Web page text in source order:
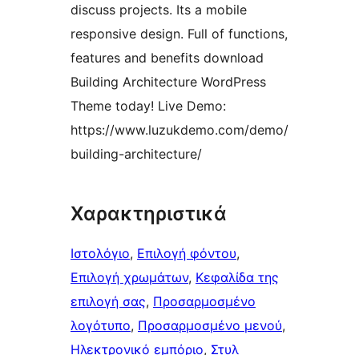
discuss projects. Its a mobile
responsive design. Full of functions,
features and benefits download
Building Architecture WordPress
Theme today! Live Demo:
https://www.luzukdemo.com/demo/
building-architecture/
Χαρακτηριστικά
Ιστολόγιο, Επιλογή φόντου
Επιλογή χρωμάτων, Κεφαλίδα της
επιλογή σας, Προσαρμοσμένο
λογότυπο, Προσαρμοσμένο μενού
Ηλεκτρονικό εμπόριο, Στυλ